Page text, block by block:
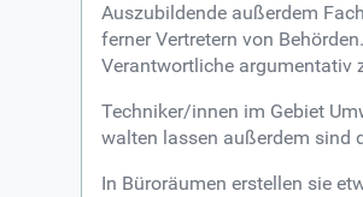
Auszubildende außerdem
ferner Vertretern von
Verantwortliche argumentativ
Techniker/innen im Gebiet
walten lassen außerdem sind
In Büroräumen erstellen sie